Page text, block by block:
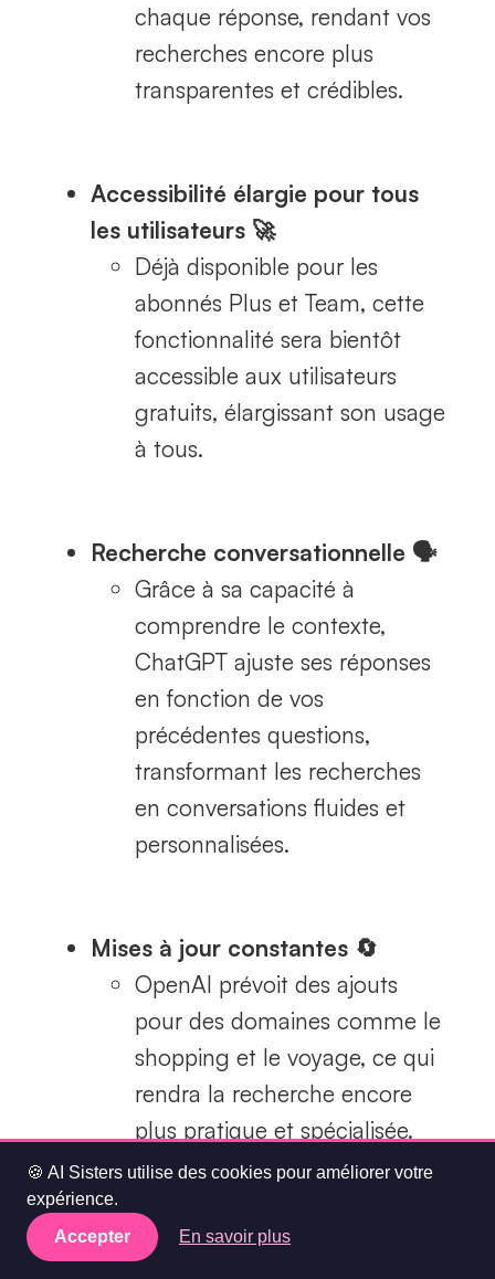
chaque réponse, rendant vos
recherches encore plus
transparentes et crédibles.
Accessibilité élargie pour tous
les utilisateurs 🚀
Déjà disponible pour les
abonnés Plus et Team, cette
fonctionnalité sera bientôt
accessible aux utilisateurs
gratuits, élargissant son usage
à tous.
Recherche conversationnelle 🗣️
Grâce à sa capacité à
comprendre le contexte,
ChatGPT ajuste ses réponses
en fonction de vos
précédentes questions,
transformant les recherches
en conversations fluides et
personnalisées.
Mises à jour constantes 🔄
OpenAI prévoit des ajouts
pour des domaines comme le
shopping et le voyage, ce qui
rendra la recherche encore
plus pratique et spécialisée.
🎯 Ce qui change
🍪 AI Sisters utilise des cookies pour améliorer votre
expérience.
Accepter
En savoir plus